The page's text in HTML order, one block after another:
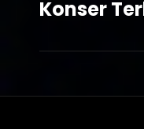
Konser
Post